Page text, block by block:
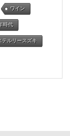
ワイン
時代
テルリースズキ